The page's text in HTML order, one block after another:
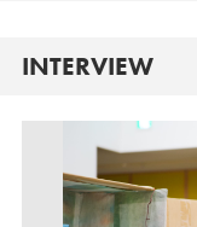
INTERVIEW